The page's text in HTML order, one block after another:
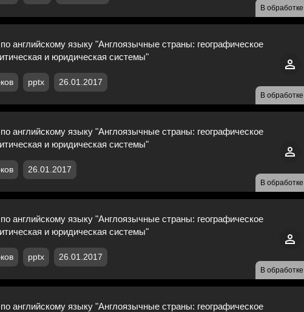
В обработке
В обработке
английскому языку "Англоязычные страны: географическое
и юридическая системы"
pptx 26.01.2017
В обработке
английскому языку "Англоязычные страны: географическое
и юридическая системы"
26.01.2017
В обработке
английскому языку "Англоязычные страны: географическое
и юридическая системы"
pptx 26.01.2017
английскому языку "Англоязычные страны: географическое